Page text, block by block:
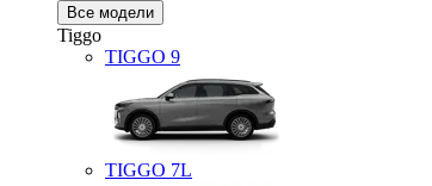
Все модели
Tiggo
TIGGO 9
TIGGO 7L